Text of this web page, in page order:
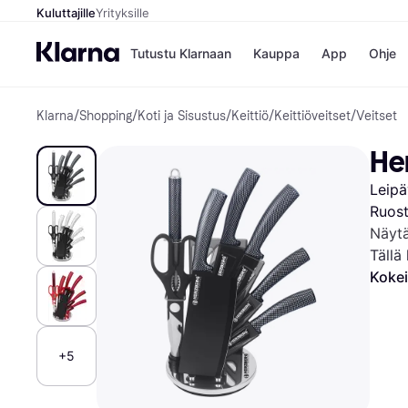
KuluttajilleYrityksille
Tutustu Klarnaan Kauppa
Kaupat
Gigantti
H&M
Peten
Wolt
App Ohje
Klarna/Shopping/Koti ja Sisustus/Keittiö/Keittiöveitset/Veitset
+5
Tällä